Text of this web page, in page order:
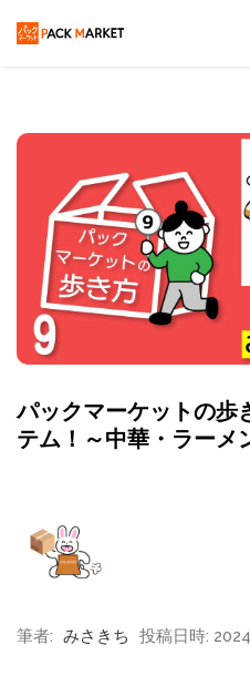
パックマーケットの歩
テム！～中華・ラーメ
筆者: みさきち 投稿日時: